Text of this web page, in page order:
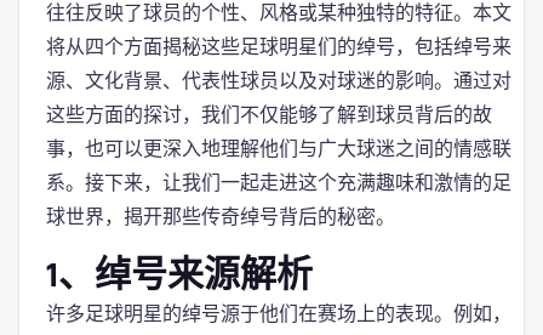
往往反映了球员的个性、风格或某种独特的特征。本文
将从四个方面揭秘这些足球明星们的绰号，包括绰号来
源、文化背景、代表性球员以及对球迷的影响。通过对
这些方面的探讨，我们不仅能够了解到球员背后的故
事，也可以更深入地理解他们与广大球迷之间的情感联
系。接下来，让我们一起走进这个充满趣味和激情的足
球世界，揭开那些传奇绰号背后的秘密。
1、绰号来源解析
许多足球明星的绰号源于他们在赛场上的表现。例如，